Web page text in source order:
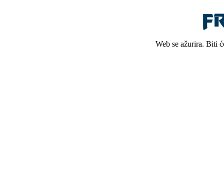
Web se ažurira. Biti